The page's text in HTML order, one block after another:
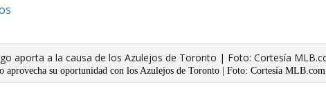
aprovecha su oportunidad con los Azulejos de Toronto | Foto: Cortesía MLB.com